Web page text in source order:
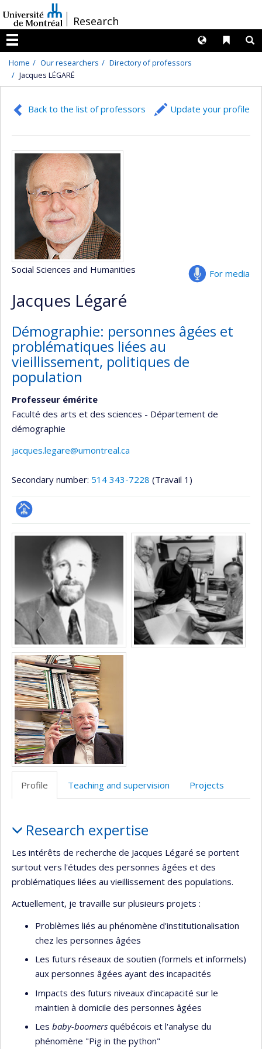
au
contenu
/Research
Menu
Liens
Langues
Home Our researchers
Directory of professors
Jacques LÉGARÉ
Back to the list of professors Update your profile
For media
Social Sciences and Humanities
Jacques Légaré
Démographie: personnes âgées et
problématiques liées au
vieillissement, politiques de
population
Professeur émérite
Faculté des arts et des sciences - Département de
démographie
jacques.legare@umontreal.ca
Secondary number: 514 343-7228 (Travail 1)
Page
professionnelle
(faculté,département,école)
Media
Profile Teaching and supervision Projects
Research expertise
Les intérêts de recherche de Jacques Légaré se portent
surtout vers l'études des personnes âgées et des
problématiques liées au vieillissement des populations.
Actuellement, je travaille sur plusieurs projets :
Problèmes liés au phénomène d'institutionalisation
chez les personnes âgées
Les futurs réseaux de soutien (formels et informels)
aux personnes âgées ayant des incapacités
Impacts des futurs niveaux d’incapacité sur le
maintien à domicile des personnes âgées
Les baby-boomers québécois et l'analyse du
phénomène "Pig in the python"